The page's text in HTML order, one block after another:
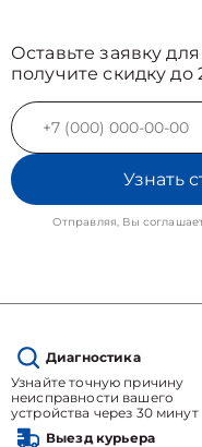
Оставьте заявку
получите скидку до
Узнать
Отправляя, Вы
Диагностика
Узнайте точную причину
неисправности вашего
устройства через 30 минут
Выезд курьера